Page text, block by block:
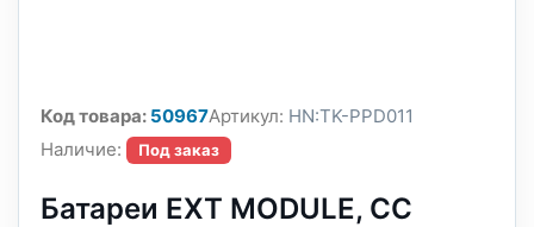
Код товара: 50967Артикул: HN:TK-PPD011
Наличие:
Под заказ
Батареи EXT MODULE, CC